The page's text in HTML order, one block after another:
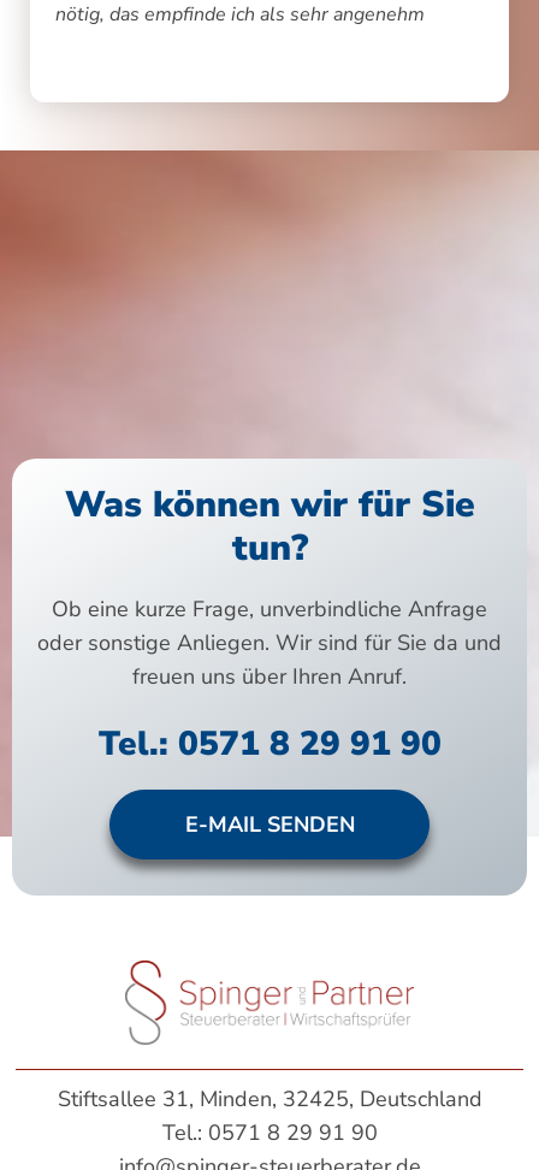
nötig, das empfinde ich als sehr angenehm
Was können wir für Sie
tun?
Ob eine kurze Frage, unverbindliche Anfrage
oder sonstige Anliegen. Wir sind für Sie da und
freuen uns über Ihren Anruf.
Tel.: 0571 8 29 91 90
E-MAIL SENDEN
Stiftsallee 31, Minden, 32425, Deutschland
Tel.: 0571 8 29 91 90